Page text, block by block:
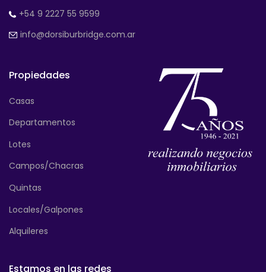
+54 9 2227 55 9599
info@dorsiburbridge.com.ar
Propiedades
Casas
Departamentos
Lotes
Campos/Chacras
Quintas
Locales/Galpones
Alquileres
Estamos en las redes